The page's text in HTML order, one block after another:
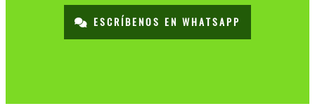
ESCRÍBENOS EN WHATSAPP